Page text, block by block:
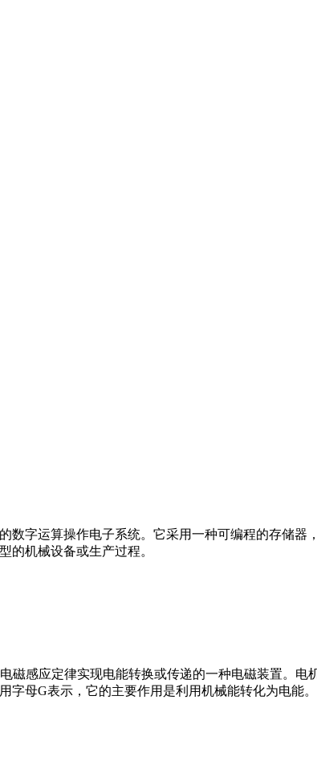
数字运算操作电子系统。它采用一种可编程的存储
的机械设备或生产过程。
磁感应定律实现电能转换或传递的一种电磁装置。
字母G表示，它的主要作用是利用机械能转化为电能